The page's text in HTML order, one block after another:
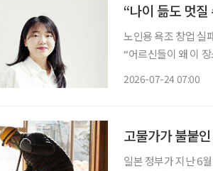
“나이 듦도 멋
노인용 욕조 창업 실
“어르신들이 왜 이 장소에 나와 계신
2026-07-24 07:00
고물가가 불붙
일본 정부가 지난 6